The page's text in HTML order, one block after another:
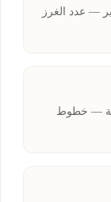
— عدد الغرز
— خطوط